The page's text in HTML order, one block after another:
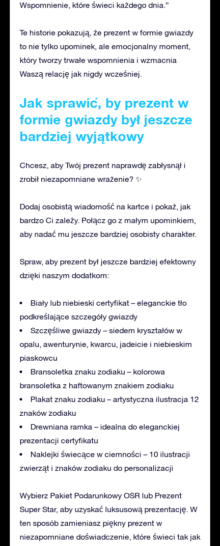
Wspomnienie, które świeci każdego dnia.”
Te historie pokazują, że prezent w formie gwiazdy
to nie tylko upominek, ale emocjonalny moment,
który tworzy trwałe wspomnienia i wzmacnia
Waszą relację jak nigdy wcześniej.
Jak sprawić, by prezent w
formie gwiazdy był jeszcze
bardziej wyjątkowy
Chcesz, aby Twój prezent naprawdę zabłysnął i
zrobił niezapomniane wrażenie? ✨
Dodaj osobistą wiadomość na kartce i pokaż, jak
bardzo Ci zależy. Połącz go z małym upominkiem,
aby nadać mu jeszcze bardziej osobisty charakter.
Spraw, aby prezent był jeszcze bardziej efektowny
dzięki naszym dodatkom:
Biały lub niebieski certyfikat – eleganckie tło
podkreślające szczegóły gwiazdy
Szczęśliwe gwiazdy – siedem kryształów w
opalu, awenturynie, kwarcu, jadeicie i niebieskim
piaskowcu
Bransoletka znaku zodiaku – kolorowa
bransoletka z haftowanym znakiem zodiaku
Plakat znaku zodiaku – artystyczna ilustracja 12
znaków zodiaku
Drewniana ramka – idealna do eleganckiej
prezentacji certyfikatu
Naklejki świecące w ciemności – 10 ilustracji
zwierząt i znaków zodiaku do personalizacji
Wybierz Pakiet Podarunkowy OSR lub Prezent
Super Star, aby uzyskać luksusową prezentację. W
ten sposób zamieniasz piękny prezent w
niezapomniane doświadczenie, które świeci tak jak